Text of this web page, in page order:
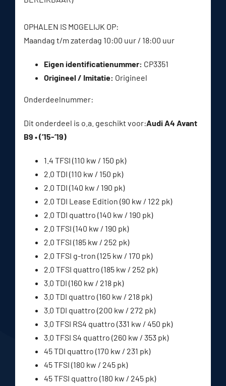
OPHALEN IS MOGELIJK OP:
Maandag t/m zaterdag 10:00 uur / 18:00 uur
Eigen identificatienummer: CP3351
Origineel / Imitatie: Origineel
Onderdeelnummer:
Dit onderdeel is o.a. geschikt voor:Audi A4 Avant
B9 • (’15-’19)
1.4 TFSI (110 kw / 150 pk)
2.0 TDI (110 kw / 150 pk)
2.0 TDI (140 kw / 190 pk)
2.0 TDI Lease Edition (90 kw / 122 pk)
2.0 TDI quattro (140 kw / 190 pk)
2.0 TFSI (140 kw / 190 pk)
2.0 TFSI (185 kw / 252 pk)
2.0 TFSI g-tron (125 kw / 170 pk)
2.0 TFSI quattro (185 kw / 252 pk)
3.0 TDI (160 kw / 218 pk)
3.0 TDI quattro (160 kw / 218 pk)
3.0 TDI quattro (200 kw / 272 pk)
3.0 TFSI RS4 quattro (331 kw / 450 pk)
3.0 TFSI S4 quattro (260 kw / 353 pk)
45 TDI quattro (170 kw / 231 pk)
45 TFSI (180 kw / 245 pk)
45 TFSI quattro (180 kw / 245 pk)